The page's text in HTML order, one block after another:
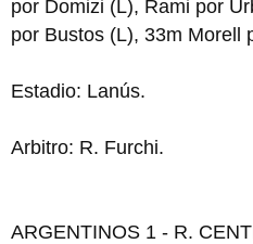
por Domizi (L), Rami por
por Bustos (L), 33m Morell
Estadio: Lanús.
Arbitro: R. Furchi.
ARGENTINOS 1 - R.